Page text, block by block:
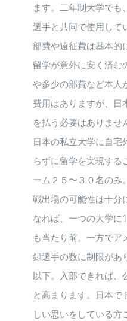
ます。二年制大学でも
選手と共同で使用し
部費や遠征費は基本的
留学が意外に安く済む
や多少の部費など本人
費用はありますが、日
を払う必要はありませ
日本の私立大学に自宅
らずに留学を実現す
ーム２５〜３０名のみ
戦出場の可能性は十分
なれば、一つの大学に
も当たり前。一方でア
録選手の数に制限があ
以下。入部できれば、
と高まります。日本で
しい思いをしている方